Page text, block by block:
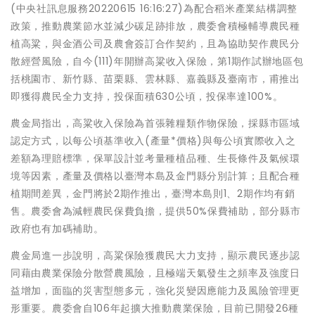
(中央社訊息服務20220615 16:16:27)為配合稻米產業結構調整
政策，推動農業節水並減少碳足跡排放，農委會積極輔導農民種
植高粱，與金酒公司及農會簽訂合作契約，且為協助契作農民分
散經營風險，自今(111)年開辦高粱收入保險，第1期作試辦地區包
括桃園市、新竹縣、苗栗縣、雲林縣、嘉義縣及臺南市，甫推出
即獲得農民全力支持，投保面積630公頃，投保率達100%。
農金局指出，高粱收入保險為首張雜糧類作物保險，採縣市區域
認定方式，以每公頃基準收入(產量*價格)與每公頃實際收入之
差額為理賠標準，保單設計並考量種植品種、生長條件及氣候環
境等因素，產量及價格以臺灣本島及金門縣分別計算；且配合種
植期間差異，金門將於2期作推出，臺灣本島則1、2期作均有銷
售。農委會為減輕農民保費負擔，提供50%保費補助，部分縣市
政府也有加碼補助。
農金局進一步說明，高粱保險獲農民大力支持，顯示農民逐步認
同藉由農業保險分散營農風險，且極端天氣發生之頻率及強度日
益增加，面臨的災害型態多元，強化災變因應能力及風險管理更
形重要。農委會自106年起擴大推動農業保險，目前已開發26種